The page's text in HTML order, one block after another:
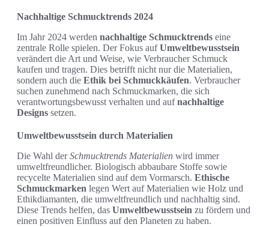
Nachhaltige Schmucktrends 2024
Im Jahr 2024 werden nachhaltige Schmucktrends eine
zentrale Rolle spielen. Der Fokus aufUmweltbewusstsein
verändert die Art und Weise, wie Verbraucher Schmuck
kaufen und tragen. Dies betrifft nicht nur die Materialien,
sondern auch die Ethik bei Schmuckkäufen. Verbraucher
suchen zunehmend nach Schmuckmarken, die sich
verantwortungsbewusst verhalten und aufnachhaltige
Designs setzen.
Umweltbewusstsein durch Materialien
Die Wahl derSchmucktrends Materialien wird immer
umweltfreundlicher. Biologisch abbaubare Stoffe sowie
recycelte Materialien sind auf dem Vormarsch. Ethische
Schmuckmarken legen Wert auf Materialien wie Holz und
Ethikdiamanten, die umweltfreundlich und nachhaltig sind.
Diese Trends helfen, das Umweltbewusstsein zu fördern und
einen positiven Einfluss auf den Planeten zu haben.